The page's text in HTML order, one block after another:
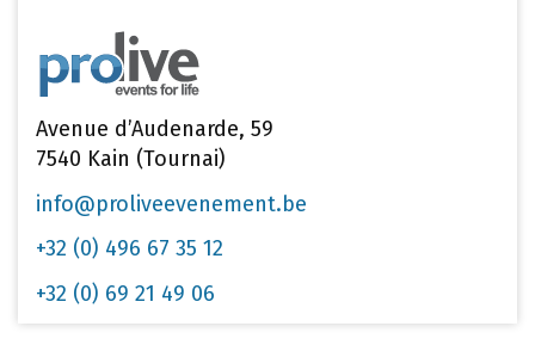
Avenue d’Audenarde, 59
7540 Kain (Tournai)
info@proliveevenement.be
+32 (0) 496 67 35 12
+32 (0) 69 21 49 06